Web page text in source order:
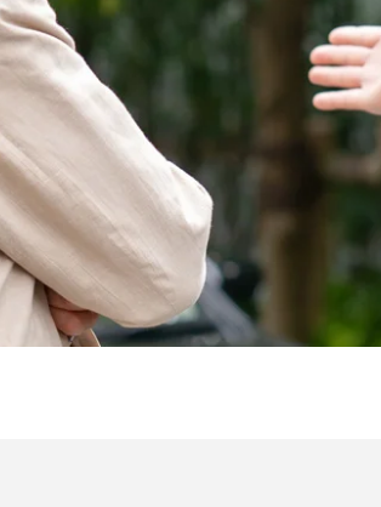
熊本レンタカー熊本浜線店
CMギャラリー